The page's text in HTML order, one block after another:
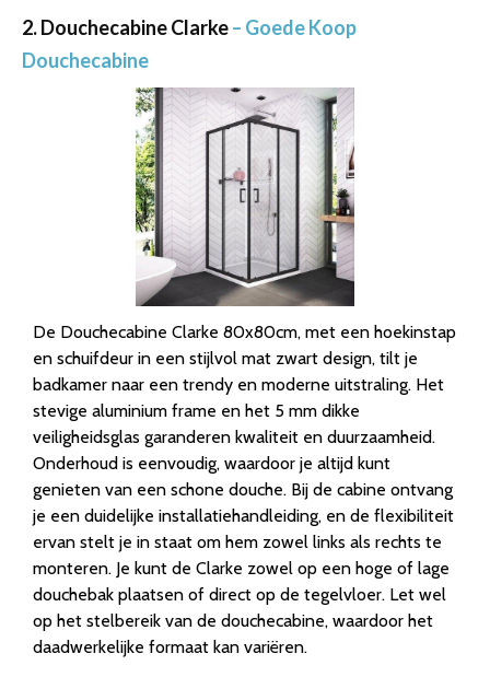
2. Douchecabine Clarke– Goede Koop
Douchecabine
De Douchecabine Clarke 80x80cm, met een hoekinstap
en schuifdeur in een stijlvol mat zwart design, tilt je
badkamer naar een trendy en moderne uitstraling. Het
stevige aluminium frame en het 5 mm dikke
veiligheidsglas garanderen kwaliteit en duurzaamheid.
Onderhoud is eenvoudig, waardoor je altijd kunt
genieten van een schone douche. Bij de cabine ontvang
je een duidelijke installatiehandleiding, en de flexibiliteit
ervan stelt je in staat om hem zowel links als rechts te
monteren. Je kunt de Clarke zowel op een hoge of lage
douchebak plaatsen of direct op de tegelvloer. Let wel
op het stelbereik van de douchecabine, waardoor het
daadwerkelijke formaat kan variëren.